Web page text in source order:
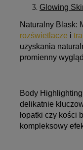
Glowing
Naturalny Blask:
rozświetlacze i
uzyskania
promienny
Body
delikatnie
łopatki czy kości
kompleksowy